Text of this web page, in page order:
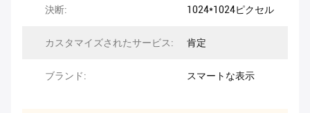
決断: 1024*1024ピクセル
カスタマイズされたサービス: 肯定
ブランド: スマートな表示